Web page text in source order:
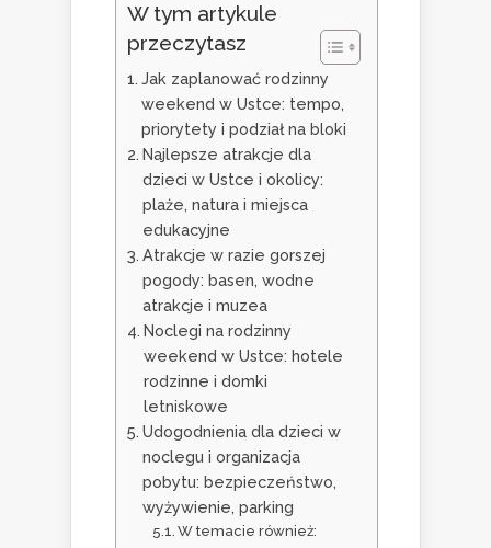
W tym artykule
przeczytasz
Jak zaplanować rodzinny
weekend w Ustce: tempo,
priorytety i podział na bloki
Najlepsze atrakcje dla
dzieci w Ustce i okolicy:
plaże, natura i miejsca
edukacyjne
Atrakcje w razie gorszej
pogody: basen, wodne
atrakcje i muzea
Noclegi na rodzinny
weekend w Ustce: hotele
rodzinne i domki
letniskowe
Udogodnienia dla dzieci w
noclegu i organizacja
pobytu: bezpieczeństwo,
wyżywienie, parking
W temacie również: